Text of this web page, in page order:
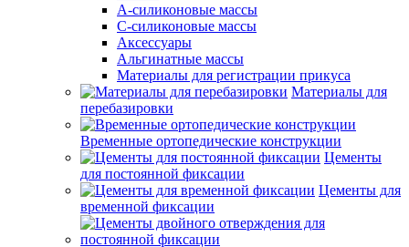
А-силиконовые массы
С-силиконовые массы
Аксессуары
Альгинатные массы
Материалы для регистрации прикуса
Материалы для
перебазировки
Временные ортопедические конструкции
Цементы
для постоянной фиксации
Цементы для
временной фиксации